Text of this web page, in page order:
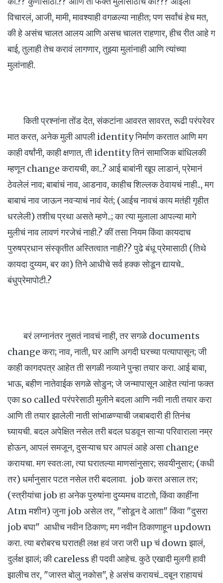
विचारलं, आजी, मामी, मावश्याही वगळल्या नाहीत; पण सर्वांचं हेच मत,
की हे असंच चालत आलय आणि असच चालत राहणार, हीच रीत आहे ग
बाई, तुलाही तेच करावं लागणार, तुझ्या मुलांनाही आणि त्यांच्या
मुलांनाही.
किती प्रश्नांना तोंड देत, संकटांना आवरत सावरत, रूढी परंपरेवर
मात करत, अनेक मुली आपली identity निर्माण करतात आणि मग
काही वर्षांनी, काही क्षणात, ती identity तिनं सामाजिक बांधिलकी
म्हणून change करायची, का..? आई बाबांनी खूप लाडानं, प्रेमानं
ठेवलेलं नाव; बाबांचं नाव, आडनाव, काहीच शिल्लक ठेवायचं नाही.., मग
बाबाचं नाव जाऊन नवऱ्याचं नावं येतं; (आईच नावचं काय मतंही गृहीत
धरलेली) तशीच प्रथा असते म्हणे..; का त्या मुलाला आपल्या मागे
मुलीचं नाव लावणं गरजेचं नाही.? कीं तसा नियम किंवा कायदाच
पुरुषप्रधान संस्कृतीत अस्तित्वात नाही?? पुढे बंधू प्रेमासाठी (तिथे
कायदा दुय्यम, बर का) तिने आधीचे सर्व हक्क सोडून द्यायचे..
बंधुप्रेमापोटी.?
बरं लग्नानंतर नुसतं नावचं नाही, तर सगळे documents
change करा; नाव, नाती, घर आणि अगदी घरच्या पत्यापासून; जी
काही कागदपत्र आहेत ती सगळी नव्याने पुन्हा तयार करा. आई बाबा,
भाऊ, बहीण नातेवाईक सगळे सोडुन; जे जन्मापासून आहेत त्यांना फक्त
एका so called परंपरेसाठी मुलीने बदला आणि नवी नाती तयार करा
आणि ती तयार झालेली नाती सांभाळण्याची जबाबदारी ही तिनंच
घ्यायची. बदल अपेक्षित नसेल तरी बदल घडवून साऱ्या परिवाराला नम्र
होऊन, आपलं समजून, दुसऱ्याच घर आपलं आहे असा change
करायचा. मग स्वतःला, त्या घरातल्या माणसांनुसार; सवयीनुसार; (कधी
तर) धर्मानुसार पटत नसेल तरी बदलावा. job करत असाल तर;
(स्त्रीयांचा job हा अनेक पुरुषांना दुय्यमच वाटतो, किंवा काहींना
Atm मशीन) जुना job असेल तर, "सोडून दे आता" किंवा "दुसरा
job बघा" आधीच नवीन ठिकाण; मग नवीन ठिकाणाहून updown
करा. त्या बरोबरच घरातही लक्ष हवं जरा जरी up चं down झालं,
दुर्लक्ष झालं; की careless ही पदवी आहेच. कुठे एखादी मुलगी हावी
झालीच तर, "जास्त बोलु नकोस", हे असंच करायचं...दबून राहायचं